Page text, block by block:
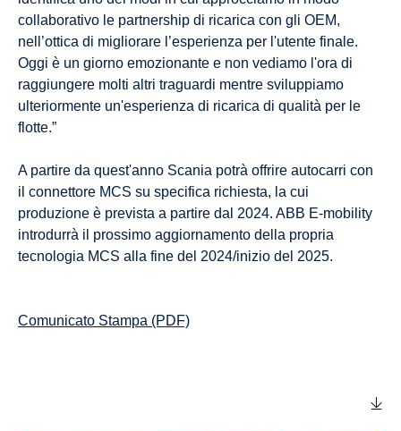
collaborativo le partnership di ricarica con gli OEM,
nell’ottica di migliorare l’esperienza per l'utente finale.
Oggi è un giorno emozionante e non vediamo l'ora di
raggiungere molti altri traguardi mentre sviluppiamo
ulteriormente un'esperienza di ricarica di qualità per le
flotte.”
A partire da quest'anno Scania potrà offrire autocarri con
il connettore MCS su specifica richiesta, la cui
produzione è prevista a partire dal 2024. ABB E-mobility
introdurrà il prossimo aggiornamento della propria
tecnologia MCS alla fine del 2024/inizio del 2025.
Comunicato Stampa (PDF)